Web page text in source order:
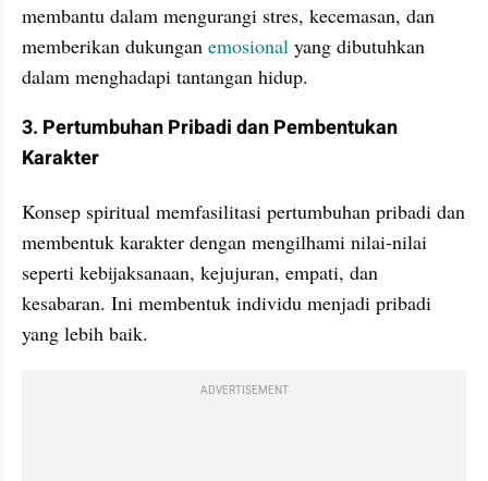
membantu dalam mengurangi stres, kecemasan, dan
memberikan dukungan emosional yang dibutuhkan
dalam menghadapi tantangan hidup.
3. Pertumbuhan Pribadi dan Pembentukan
Karakter
Konsep spiritual memfasilitasi pertumbuhan pribadi dan
membentuk karakter dengan mengilhami nilai-nilai
seperti kebijaksanaan, kejujuran, empati, dan
kesabaran. Ini membentuk individu menjadi pribadi
yang lebih baik.
ADVERTISEMENT